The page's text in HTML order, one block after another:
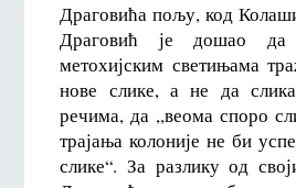
Драговића пољу, код
Драговић је дошао да
метохијским светињама
нове слике, а не да
речима, да ,,веома споро
трајања колоније не би
слике“. За разлику од